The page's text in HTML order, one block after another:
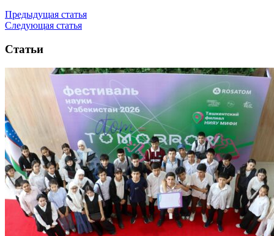
Предыдущая статья
Следующая статья
Статьи